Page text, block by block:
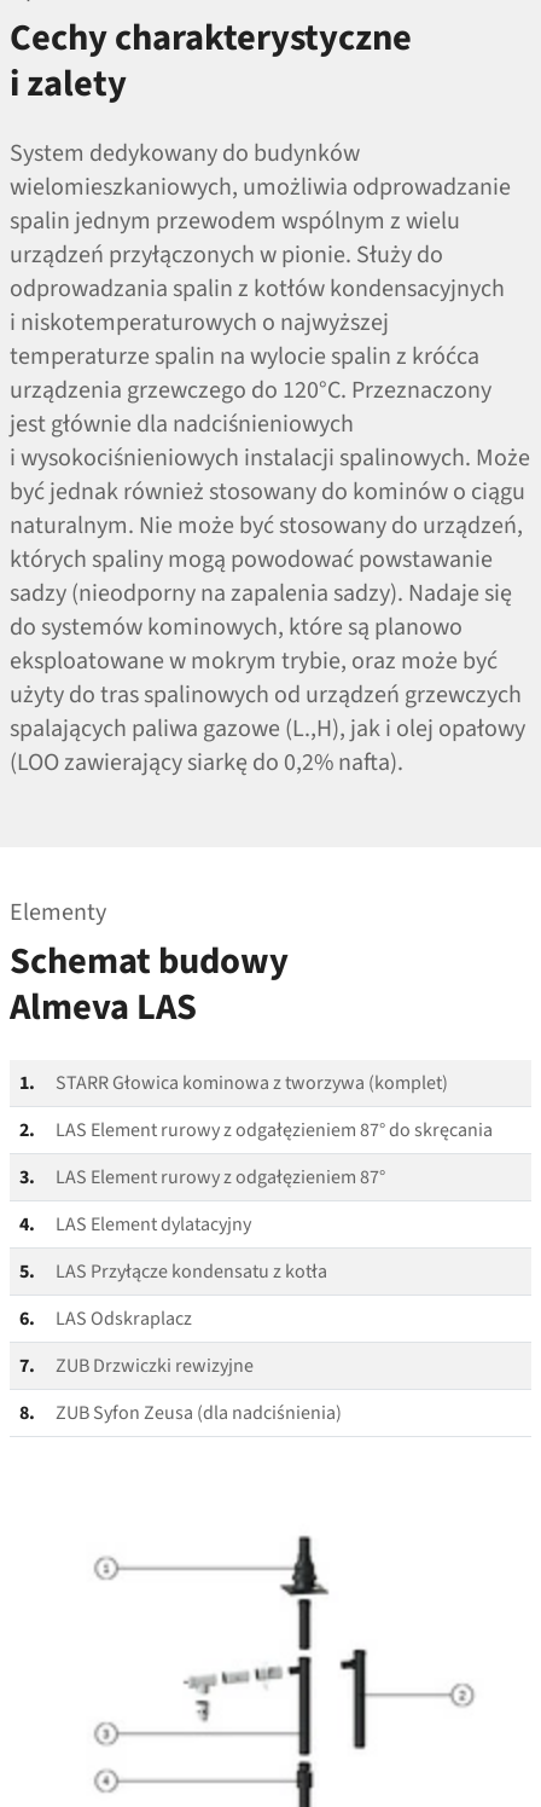
Cechy charakterystyczne
i zalety
System dedykowany do budynków
wielomieszkaniowych, umożliwia odprowadzanie
spalin jednym przewodem wspólnym z wielu
urządzeń przyłączonych w pionie. Służy do
odprowadzania spalin z kotłów kondensacyjnych
i niskotemperaturowych o najwyższej
temperaturze spalin na wylocie spalin z króćca
urządzenia grzewczego do 120°C. Przeznaczony
jest głównie dla nadciśnieniowych
i wysokociśnieniowych instalacji spalinowych. Może
być jednak również stosowany do kominów o ciągu
naturalnym. Nie może być stosowany do urządzeń,
których spaliny mogą powodować powstawanie
sadzy (nieodporny na zapalenia sadzy). Nadaje się
do systemów kominowych, które są planowo
eksploatowane w mokrym trybie, oraz może być
użyty do tras spalinowych od urządzeń grzewczych
spalających paliwa gazowe (L.,H), jak i olej opałowy
(LOO zawierający siarkę do 0,2% nafta).
Elementy
Schemat budowy
Almeva LAS
1.
STARR Głowica kominowa z tworzywa (komplet)
2.
LAS Element rurowy z odgałęzieniem 87° do skręcania
3.
LAS Element rurowy z odgałęzieniem 87°
4.
LAS Element dylatacyjny
5.
LAS Przyłącze kondensatu z kotła
6.
LAS Odskraplacz
7.
ZUB Drzwiczki rewizyjne
8.
ZUB Syfon Zeusa (dla nadciśnienia)